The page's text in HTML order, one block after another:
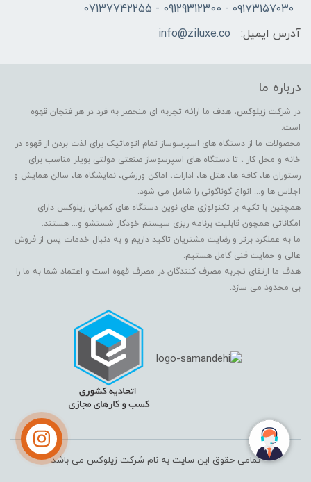
۰۹۱۷۳۱۵۷۰۳۰ - 09129312300 - 07137742255
آدرس ایمیل:
info@ziluxe.co
درباره ما
در شرکت زیلوکس، هدف ما ارائه تجربه ای منحصر به فرد در هر فنجان قهوه
است.
محصولات ما از دستگاه های اسپرسوساز تمام اتوماتیک برای لذت بردن از قهوه در
خانه و محل کار ، تا دستگاه های اسپرسوساز صنعتی مولتی بویلر مناسب برای
رستوران ها، کافه ها، هتل ها، ادارات، اماکن ورزشی، نمایشگاه ها، سالن همایش و
اجلاس ها و... انواع گوناگونی را شامل می شود.
همچنین با تکیه بر تکنولوژی های نوین دستگاه های کمپانی زیلوکس دارای
امکاناتی همچون قابلیت برنامه ریزی سیستم خودکار شستشو و... هستند.
ما به عملکرد برتر و رضایت مشتریان تاکید داریم و به دنبال خدمات پس از فروش
عالی و حمایت فنی کامل هستیم.
هدف ما ارتقای تجربه مصرف کنندگان در مصرف قهوه است و اعتماد شما به ما را
بی محدود می سازد.
تمامی حقوق این سایت به نام شرکت زیلوکس می باشد